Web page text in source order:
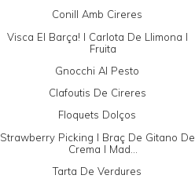
Conill Amb Cireres
Visca El Barça! I Carlota De Llimona I
Fruita
Gnocchi Al Pesto
Clafoutis De Cireres
Floquets Dolços
Strawberry Picking I Braç De Gitano De
Crema I Mad...
Tarta De Verdures